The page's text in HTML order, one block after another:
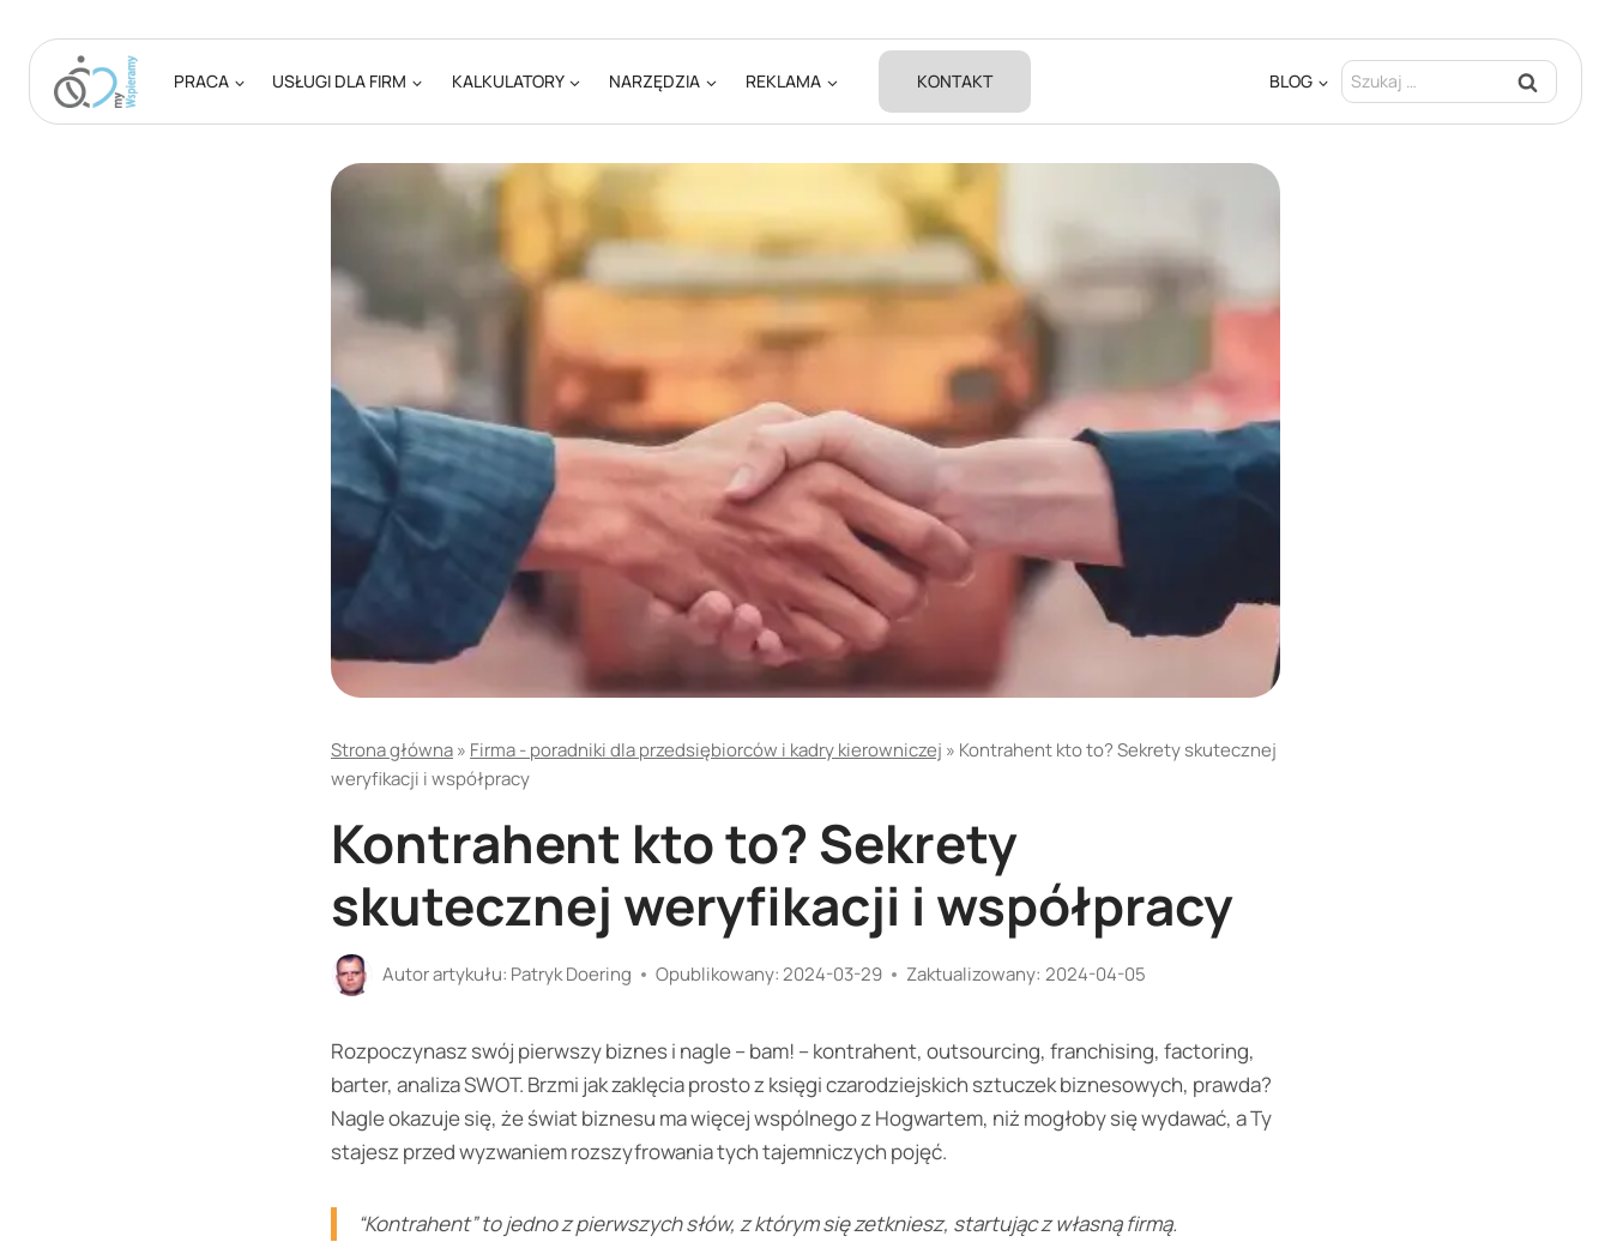
PRACA USŁUGI DLA FIRM KALKULATORY NARZĘDZIA REKLAMA KONTAKT BLOG Szukaj:
Strona główna» Firma - poradniki dla przedsiębiorców i kadry kierowniczej » Kontrahent kto to? Sekrety skutecznej
weryfikacji i współpracy
Kontrahent kto to? Sekrety
skutecznej weryfikacji i współpracy
Autor artykułu: Patryk Doering Opublikowany: 2024-03-29 Zaktualizowany: 2024-04-05
Rozpoczynasz swój pierwszy biznes i nagle – bam! – kontrahent, outsourcing, franchising, factoring,
barter, analiza SWOT. Brzmi jak zaklęcia prosto z księgi czarodziejskich sztuczek biznesowych, prawda?
Nagle okazuje się, że świat biznesu ma więcej wspólnego z Hogwartem, niż mogłoby się wydawać, a Ty
stajesz przed wyzwaniem rozszyfrowania tych tajemniczych pojęć.
“Kontrahent” to jedno z pierwszych słów, z którym się zetkniesz, startując z własną firmą.